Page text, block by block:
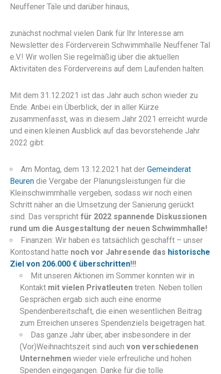
Neuffener Täle und darüber hinaus,
zunächst nochmal vielen Dank für Ihr Interesse am
Newsletter des Förderverein Schwimmhalle Neuffener Tal
e.V.! Wir wollen Sie regelmäßig über die aktuellen
Aktivitäten des Fördervereins auf dem Laufenden halten.
Mit dem 31.12.2021 ist das Jahr auch schon wieder zu
Ende. Anbei ein Überblick, der in aller Kürze
zusammenfasst, was in diesem Jahr 2021 erreicht wurde
und einen kleinen Ausblick auf das bevorstehende Jahr
2022 gibt:
Am Montag, dem 13.12.2021 hat der Gemeinderat
Beuren die Vergabe der Planungsleistungen für die
Kleinschwimmhalle vergeben, sodass wir noch einen
Schritt näher an die Umsetzung der Sanierung gerückt
sind. Das verspricht für 2022 spannende Diskussionen
rund um die Ausgestaltung der neuen Schwimmhalle!
Finanzen: Wir haben es tatsächlich geschafft – unser
Kontostand hatte noch vor Jahresende das historische
Ziel von 206.000 € überschritten!!!
Mit unseren Aktionen im Sommer konnten wir in
Kontakt mit vielen Privatleuten treten. Neben tollen
Gesprächen ergab sich auch eine enorme
Spendenbereitschaft, die einen wesentlichen Beitrag
zum Erreichen unseres Spendenziels beigetragen hat.
Das ganze Jahr über, aber insbesondere in der
(Vor)Weihnachtszeit sind auch von verschiedenen
Unternehmen wieder viele erfreuliche und hohen
Spenden eingegangen. Danke für die tolle